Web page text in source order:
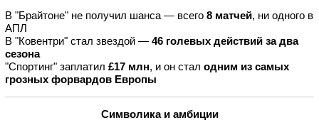
В "Брайтоне" не получил шанса — всего 8 матчей, ни одного в
АПЛ
В "Ковентри" стал звездой — 46 голевых действий за два
сезона
"Спортинг" заплатил £17 млн, и он стал одним из самых
грозных форвардов Европы
Символика и амбиции